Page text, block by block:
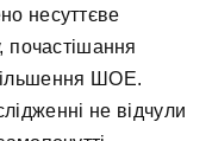
несуттєве
почастішання
ШОЕ.
не відчули